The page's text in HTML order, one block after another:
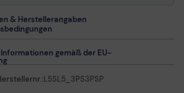
& Herstellerangaben
gemäß der EU-
L5SL5_3PS3PSP